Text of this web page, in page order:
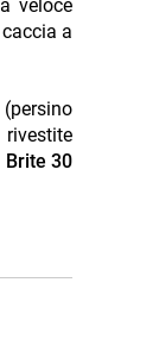
veloce
a
Brite 30